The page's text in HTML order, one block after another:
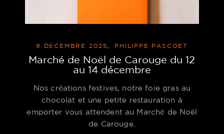
9 DÉCEMBRE 2025 PHILIPPE PASCOET
Marché de Noël de Carouge du 12
au 14 décembre
Nos créations festives, notre foie gras au
chocolat et une petite restauration à
emporter vous attendent au Marché de Noël
de Carouge.